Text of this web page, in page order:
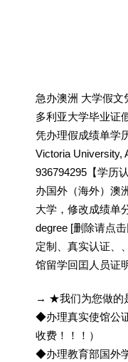
急办澳洲 大学假文
多利亚大学毕业证
凭办理假成绩单学
Victoria University,
936794295【学历
办国外（海外）澳
大学，修改成绩单
degree [删除请点
定制、真实认证、
馆留学回囯人员证
→ ★我们为您做的
◆办理真实使馆公
收费！！！）
◆办理教育部国外